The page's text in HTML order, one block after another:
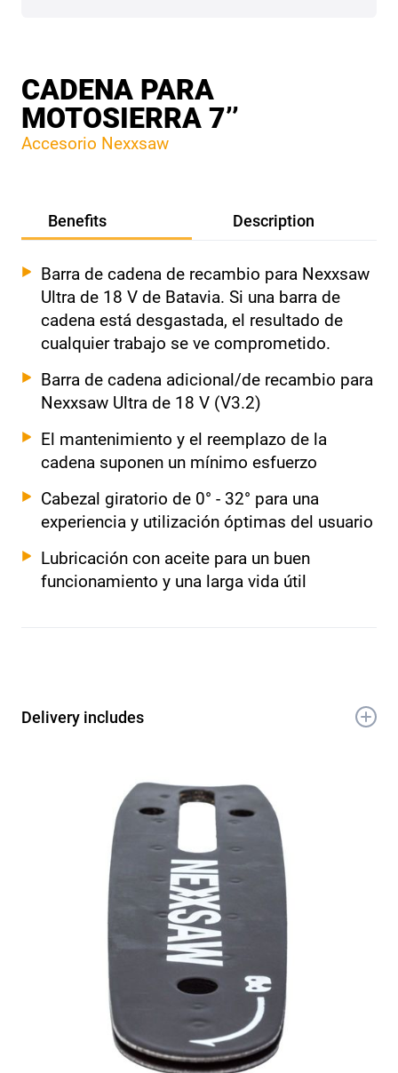
CADENA PARA
MOTOSIERRA 7’’
Accesorio Nexxsaw
Benefits Description
Barra de cadena de recambio para Nexxsaw
Ultra de 18 V de Batavia. Si una barra de
cadena está desgastada, el resultado de
cualquier trabajo se ve comprometido.
Barra de cadena adicional/de recambio para
Nexxsaw Ultra de 18 V (V3.2)
El mantenimiento y el reemplazo de la
cadena suponen un mínimo esfuerzo
Cabezal giratorio de 0° - 32° para una
experiencia y utilización óptimas del usuario
Lubricación con aceite para un buen
funcionamiento y una larga vida útil
Delivery includes